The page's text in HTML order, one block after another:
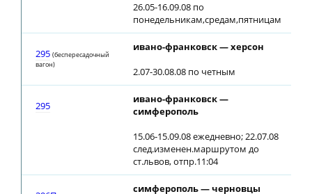
26.05-16.09.08 по
понедельникам,средам,пятницам
295 (беспересадочный
вагон)
ивано-франковск — херсон
2.07-30.08.08 по четным
295
ивано-франковск —
симферополь
15.06-15.09.08 ежедневно; 22.07.08
след.изменен.маршрутом до
ст.львов, отпр.11:04
симферополь — черновцы